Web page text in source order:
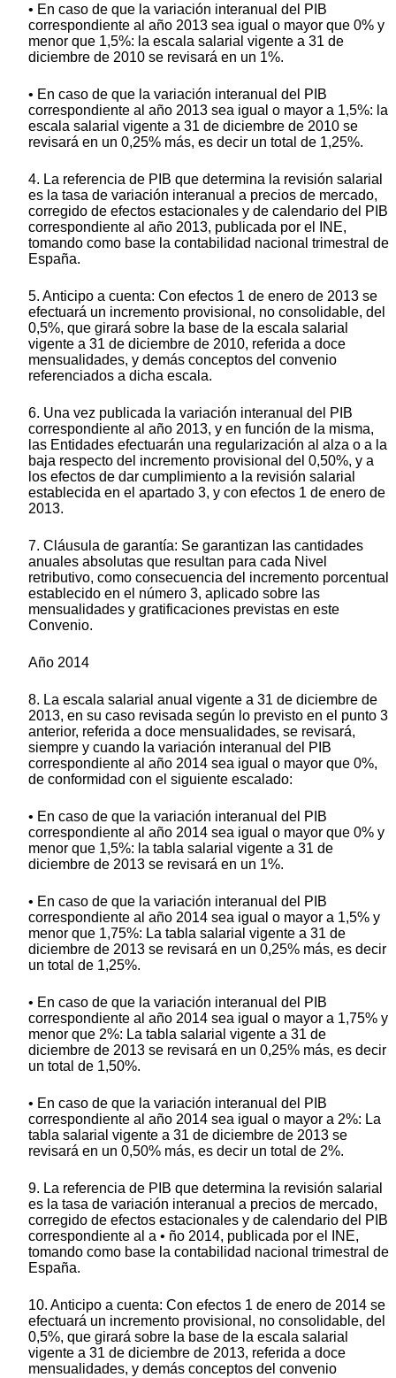
• En caso de que la variación interanual del PIB
correspondiente al año 2013 sea igual o mayor que 0% y
menor que 1,5%: la escala salarial vigente a 31 de
diciembre de 2010 se revisará en un 1%.
• En caso de que la variación interanual del PIB
correspondiente al año 2013 sea igual o mayor a 1,5%: la
escala salarial vigente a 31 de diciembre de 2010 se
revisará en un 0,25% más, es decir un total de 1,25%.
4. La referencia de PIB que determina la revisión salarial
es la tasa de variación interanual a precios de mercado,
corregido de efectos estacionales y de calendario del PIB
correspondiente al año 2013, publicada por el INE,
tomando como base la contabilidad nacional trimestral de
España.
5. Anticipo a cuenta: Con efectos 1 de enero de 2013 se
efectuará un incremento provisional, no consolidable, del
0,5%, que girará sobre la base de la escala salarial
vigente a 31 de diciembre de 2010, referida a doce
mensualidades, y demás conceptos del convenio
referenciados a dicha escala.
6. Una vez publicada la variación interanual del PIB
correspondiente al año 2013, y en función de la misma,
las Entidades efectuarán una regularización al alza o a la
baja respecto del incremento provisional del 0,50%, y a
los efectos de dar cumplimiento a la revisión salarial
establecida en el apartado 3, y con efectos 1 de enero de
2013.
7. Cláusula de garantía: Se garantizan las cantidades
anuales absolutas que resultan para cada Nivel
retributivo, como consecuencia del incremento porcentual
establecido en el número 3, aplicado sobre las
mensualidades y gratificaciones previstas en este
Convenio.
Año 2014
8. La escala salarial anual vigente a 31 de diciembre de
2013, en su caso revisada según lo previsto en el punto 3
anterior, referida a doce mensualidades, se revisará,
siempre y cuando la variación interanual del PIB
correspondiente al año 2014 sea igual o mayor que 0%,
de conformidad con el siguiente escalado:
• En caso de que la variación interanual del PIB
correspondiente al año 2014 sea igual o mayor que 0% y
menor que 1,5%: la tabla salarial vigente a 31 de
diciembre de 2013 se revisará en un 1%.
• En caso de que la variación interanual del PIB
correspondiente al año 2014 sea igual o mayor a 1,5% y
menor que 1,75%: La tabla salarial vigente a 31 de
diciembre de 2013 se revisará en un 0,25% más, es decir
un total de 1,25%.
• En caso de que la variación interanual del PIB
correspondiente al año 2014 sea igual o mayor a 1,75% y
menor que 2%: La tabla salarial vigente a 31 de
diciembre de 2013 se revisará en un 0,25% más, es decir
un total de 1,50%.
• En caso de que la variación interanual del PIB
correspondiente al año 2014 sea igual o mayor a 2%: La
tabla salarial vigente a 31 de diciembre de 2013 se
revisará en un 0,50% más, es decir un total de 2%.
9. La referencia de PIB que determina la revisión salarial
es la tasa de variación interanual a precios de mercado,
corregido de efectos estacionales y de calendario del PIB
correspondiente al a • ño 2014, publicada por el INE,
tomando como base la contabilidad nacional trimestral de
España.
10. Anticipo a cuenta: Con efectos 1 de enero de 2014 se
efectuará un incremento provisional, no consolidable, del
0,5%, que girará sobre la base de la escala salarial
vigente a 31 de diciembre de 2013, referida a doce
mensualidades, y demás conceptos del convenio